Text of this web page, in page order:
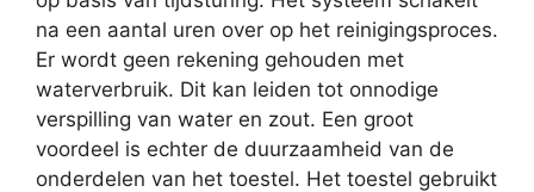
na een aantal uren over op het reinigingsproces.
Er wordt geen rekening gehouden met
waterverbruik. Dit kan leiden tot onnodige
verspilling van water en zout. Een groot
voordeel is echter de duurzaamheid van de
onderdelen van het toestel. Het toestel gebruikt